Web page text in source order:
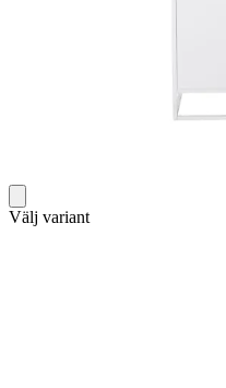
Välj variant